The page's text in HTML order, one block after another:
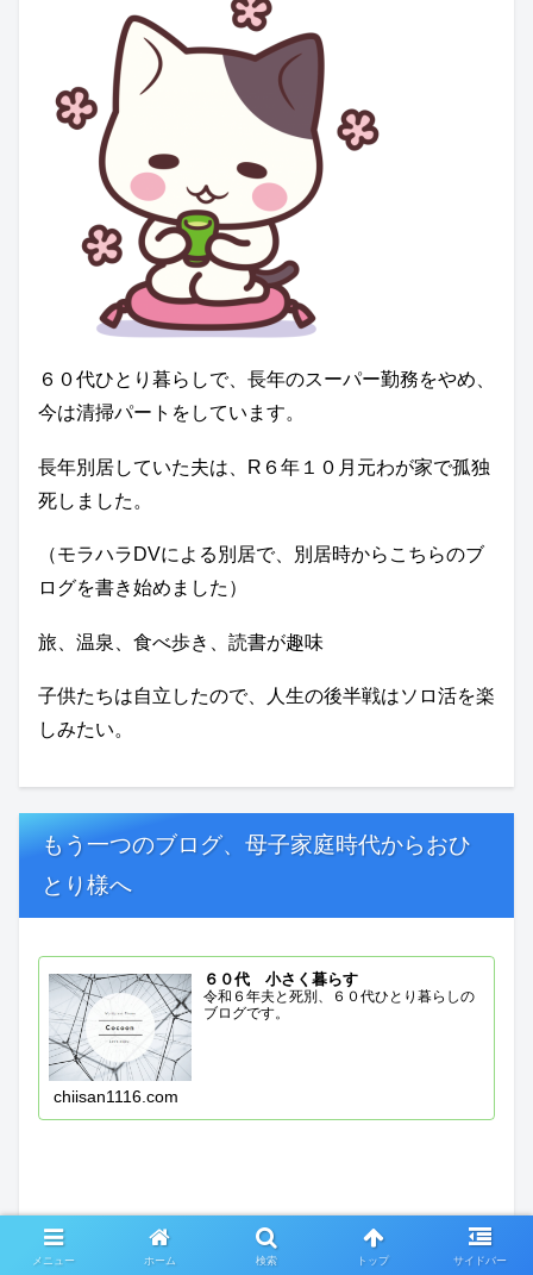
６０代ひとり暮らしで、長年のスーパー勤務をやめ、
今は清掃パートをしています。
長年別居していた夫は、R６年１０月元わが家で孤独
死しました。
（モラハラDVによる別居で、別居時からこちらのブ
ログを書き始めました）
旅、温泉、食べ歩き、読書が趣味
子供たちは自立したので、人生の後半戦はソロ活を楽
しみたい。
もう一つのブログ、母子家庭時代からおひ
とり様へ
６０代 小さく暮らす
令和６年夫と死別、６０代ひとり暮らしの
ブログです。
chiisan1116.com
メニュー ホーム 検索 トップ サイドバー